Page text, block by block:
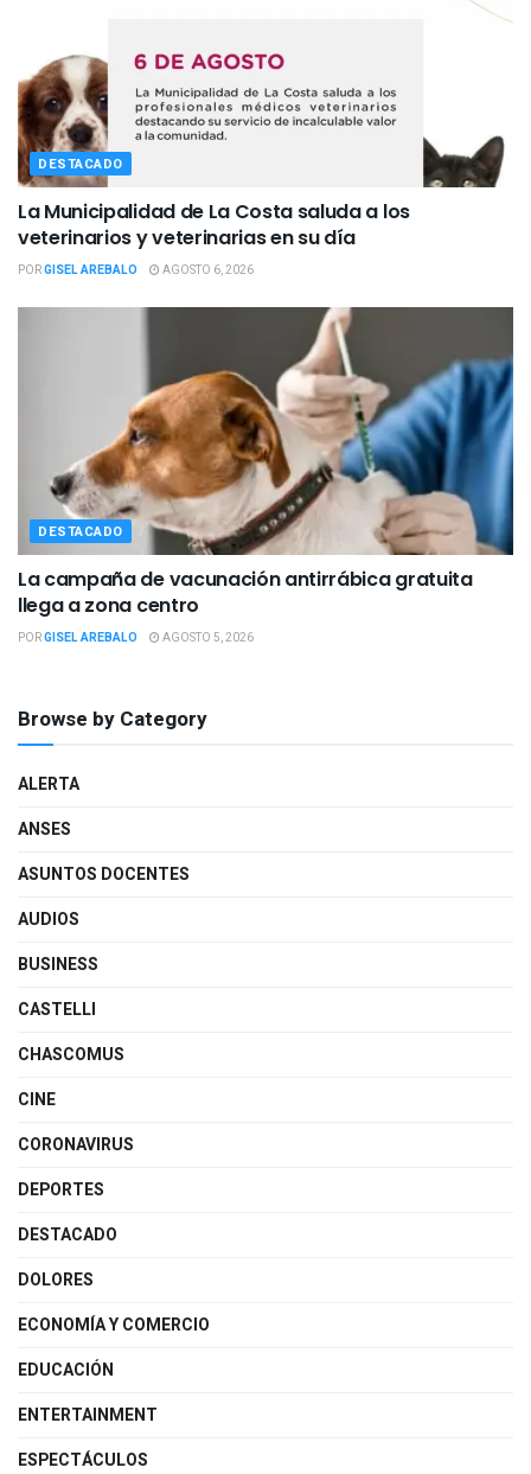
DESTACADO
La Municipalidad de La Costa saluda a los
veterinarios y veterinarias en su día
PORGISEL AREBALO AGOSTO 6, 2026
DESTACADO
La campaña de vacunación antirrábica gratuita
llega a zona centro
PORGISEL AREBALO AGOSTO 5, 2026
Browse by Category
ALERTA
ANSES
ASUNTOS DOCENTES
AUDIOS
BUSINESS
CASTELLI
CHASCOMUS
CINE
CORONAVIRUS
DEPORTES
DESTACADO
DOLORES
ECONOMÍA Y COMERCIO
EDUCACIÓN
ENTERTAINMENT
ESPECTÁCULOS